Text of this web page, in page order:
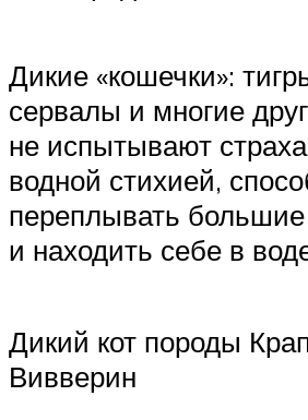
Дикие «кошечки»:
сервалы и многие
не испытывают
водной стихией,
переплывать большие
и находить себе в
Дикий кот породы
Вивверин